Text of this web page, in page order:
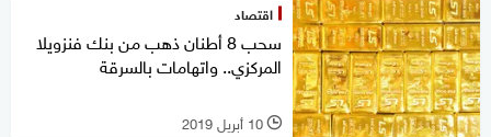
اقتصاد
سحب 8 أطنان ذهب من بنك فنزويلا
المركزي.. واتهامات بالسرقة
l 10 أبريل 2019